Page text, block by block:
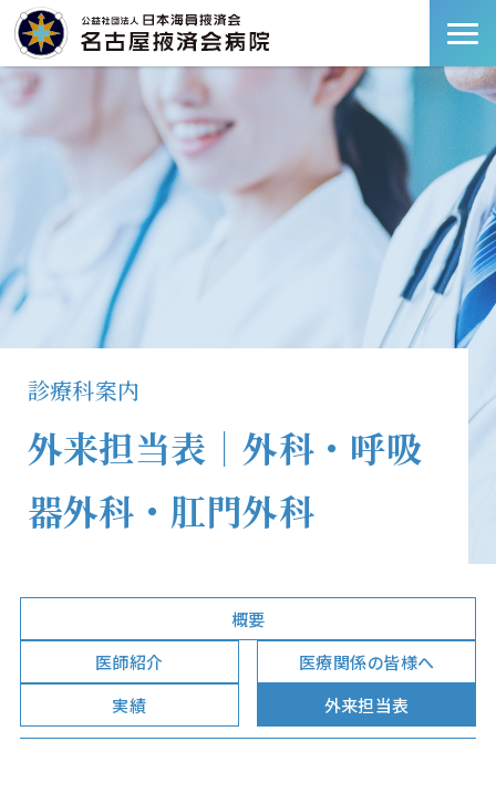
診療科案内
外来担当表｜外科・呼吸
器外科・肛門外科
概要
医師紹介
医療関係の皆様へ
実績
外来担当表